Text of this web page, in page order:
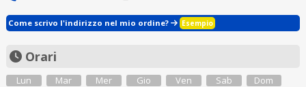
Come scrivo l'indirizzo nel mio ordine? Esempio
Orari
Lun
Mar
Mer
Gio
Ven
Sab
Dom